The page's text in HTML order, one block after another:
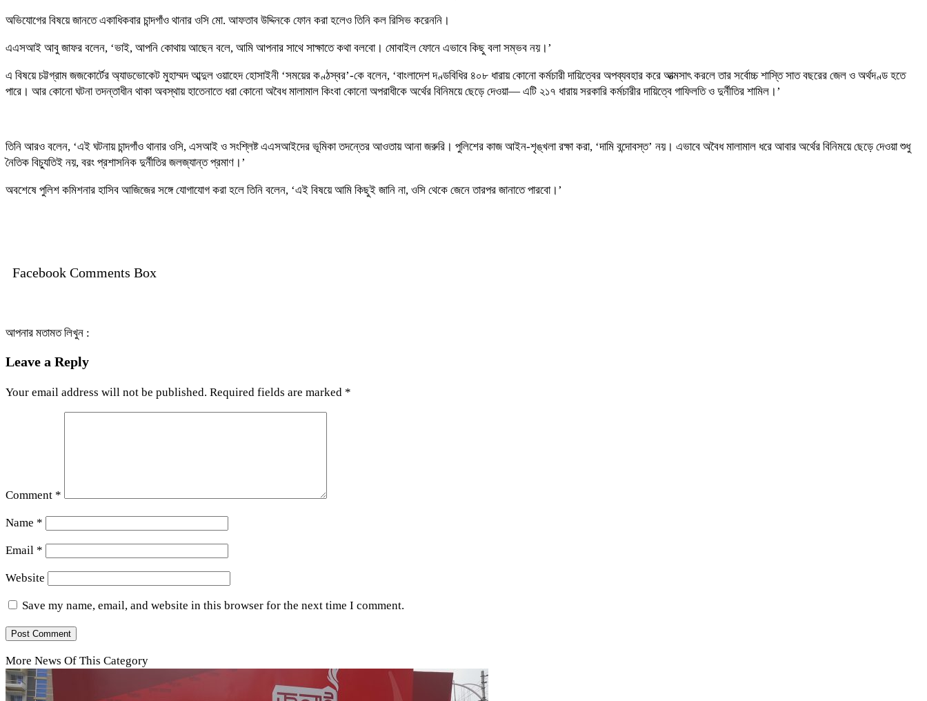
অভিযোগের বিষয়ে জানতে একাধিকবার চান্দগাঁও থানার ওসি মো. আফতাব উদ্দিনকে ফোন করা হলেও তিনি কল রিসিভ করেননি।
এএসআই আবু জাফর বলেন, ‘ভাই, আপনি কোথায় আছেন বলে, আমি আপনার সাথে সাক্ষাতে কথা বলবো। মোবাইল ফোনে এভাবে কিছু বলা সম্ভব নয়।’
এ বিষয়ে চট্টগ্রাম জজকোর্টের অ্যাডভোকেট মুহাম্মদ আব্দুল ওয়াহেদ হোসাইনী ‘সময়ের কণ্ঠস্বর’-কে বলেন, ‘বাংলাদেশ দণ্ডবিধির ৪০৮ ধারায় কোনো কর্মচারী দায়িত্বের অপব্যবহার করে আত্মসাৎ করলে তার সর্বোচ্চ শাস্তি সাত বছরের জেল ও অর্থদণ্ড হতে
পারে। আর কোনো ঘটনা তদন্তাধীন থাকা অবস্থায় হাতেনাতে ধরা কোনো অবৈধ মালামাল কিংবা কোনো অপরাধীকে অর্থের বিনিময়ে ছেড়ে দেওয়া— এটি ২১৭ ধারায় সরকারি কর্মচারীর দায়িত্বে গাফিলতি ও দুর্নীতির শামিল।’
তিনি আরও বলেন, ‘এই ঘটনায় চান্দগাঁও থানার ওসি, এসআই ও সংশ্লিষ্ট এএসআইদের ভূমিকা তদন্তের আওতায় আনা জরুরি। পুলিশের কাজ আইন-শৃঙ্খলা রক্ষা করা, ‘দামি বন্দোবস্ত’ নয়। এভাবে অবৈধ মালামাল ধরে আবার অর্থের বিনিময়ে ছেড়ে দেওয়া শুধু
নৈতিক বিচ্যুতিই নয়, বরং প্রশাসনিক দুর্নীতির জলজ্যান্ত প্রমাণ।’
অবশেষে পুলিশ কমিশনার হাসিব আজিজের সঙ্গে যোগাযোগ করা হলে তিনি বলেন, ‘এই বিষয়ে আমি কিছুই জানি না, ওসি থেকে জেনে তারপর জানাতে পারবো।’
Facebook Comments Box
আপনার মতামত লিখুন :
Leave a Reply
Your email address will not be published. Required fields are marked *
Comment *
Name *
Email *
Website
Save my name, email, and website in this browser for the next time I comment.
More News Of This Category